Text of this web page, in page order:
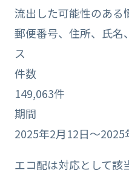
流出した可能性のある
郵便番号、住所、氏名
ス
件数
149,063件
期間
2025年2月12日～2025
エコ配は対応として該